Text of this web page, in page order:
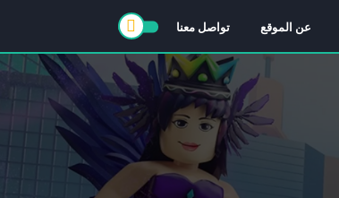
عن الموقع تواصل معنا